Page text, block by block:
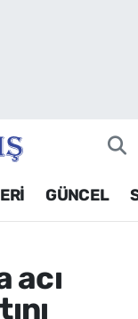
GÜNCEL
acı